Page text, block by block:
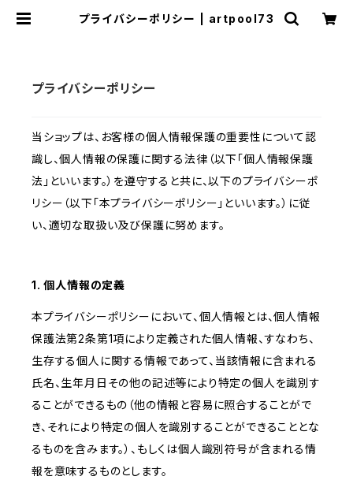
プライバシーポリシー | artpool73
プライバシーポリシー
当ショップは、お客様の個人情報保護の重要性について認
識し、個人情報の保護に関する法律（以下「個人情報保護
法」といいます。）を遵守すると共に、以下のプライバシーポ
リシー（以下「本プライバシーポリシー」といいます。）に従
い、適切な取扱い及び保護に努めます。
1. 個人情報の定義
本プライバシーポリシーにおいて、個人情報とは、個人情報
保護法第2条第1項により定義された個人情報、すなわち、
生存する個人に関する情報であって、当該情報に含まれる
氏名、生年月日その他の記述等により特定の個人を識別す
ることができるもの（他の情報と容易に照合することがで
き、それにより特定の個人を識別することができることとな
るものを含みます。）、もしくは個人識別符号が含まれる情
報を意味するものとします。